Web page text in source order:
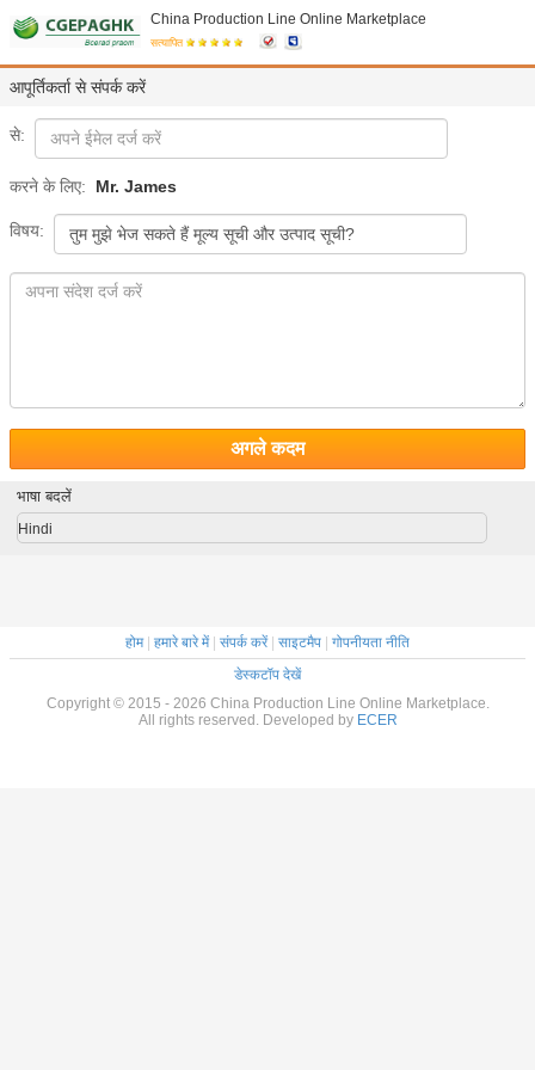
China Production Line Online Marketplace
सत्यापित
आपूर्तिकर्ता से संपर्क करें
से:
करने के लिए: Mr. James
विषय:
अगले कदम
भाषा बदलें
Hindi
होम| हमारे बारे में| संपर्क करें| साइटमैप
गोपनीयता नीति
डेस्कटॉप देखें
Copyright © 2015 - 2026 China Production Line Online Marketplace.
All rights reserved. Developed by ECER